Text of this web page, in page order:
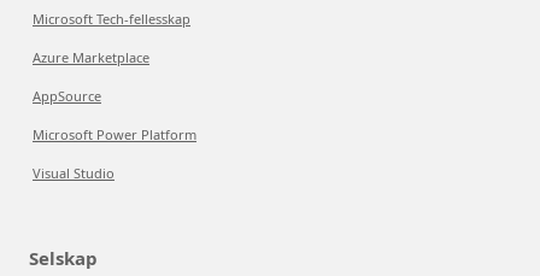
Microsoft Tech-fellesskap
Azure Marketplace
AppSource
Microsoft Power Platform
Visual Studio
Selskap